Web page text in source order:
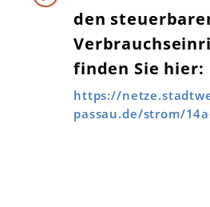
den
finden Sie hier:
https://
passau.de/strom/